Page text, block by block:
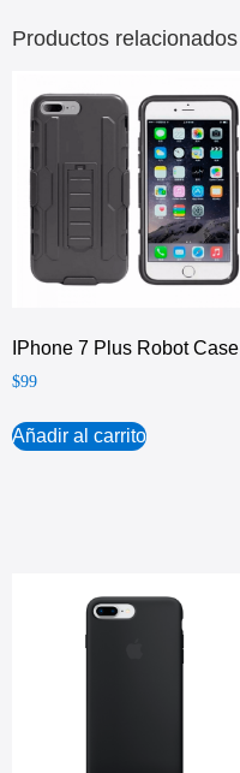
Productos relacionados
IPhone 7 Plus Robot Case
$99
Añadir al carrito